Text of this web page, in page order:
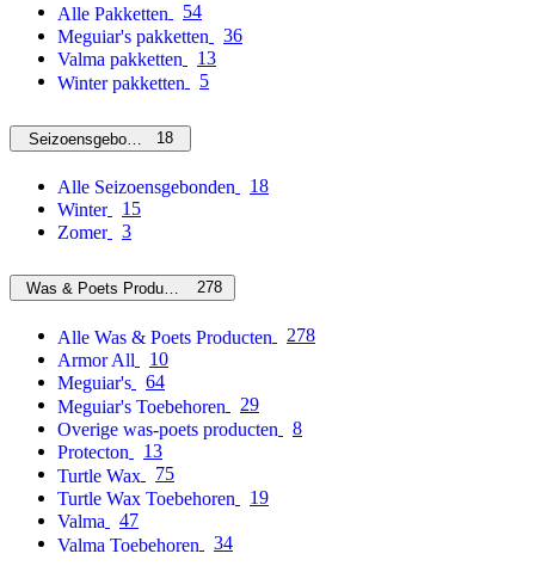
Alle Pakketten
54
Meguiar's pakketten
36
Valma pakketten
13
Winter pakketten
5
Seizoensgebonden18
Alle Seizoensgebonden
18
Winter
15
Zomer
3
Was & Poets Producten 278
Alle Was & Poets Producten
278
Armor All
10
Meguiar's
64
Meguiar's Toebehoren
29
Overige was-poets producten
8
Protecton
13
Turtle Wax
75
Turtle Wax Toebehoren
19
Valma
47
Valma Toebehoren
34